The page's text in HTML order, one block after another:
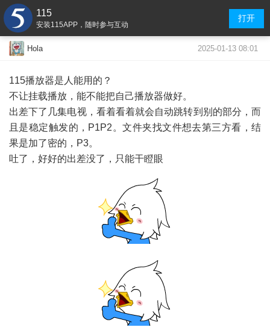
115
安装115APP，随时参与互动
打开
Hola 2025-01-13 08:01
115播放器是人能用的？
不让挂载播放，能不能把自己播放器做好。
出差下了几集电视，看着看着就会自动跳转到别的部分，而
且是稳定触发的，P1P2。文件夹找文件想去第三方看，结
果是加了密的，P3。
吐了，好好的出差没了，只能干瞪眼